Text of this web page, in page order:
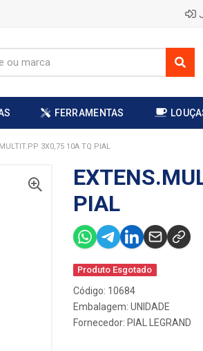
FERRAMENTAS
3X0,75 10A TQ PIAL
PIAL
Produto Esgotado
Código: 10684
Embalagem: UNIDADE
Fornecedor: PIAL LEGRAND